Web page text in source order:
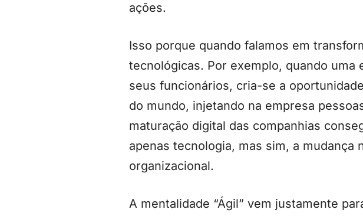
ações.
Isso porque quando falamos em
tecnológicas. Por exemplo, quando
seus funcionários, cria-se a
do mundo, injetando na empresa
maturação digital das companhias
apenas tecnologia, mas sim, a
organizacional.
A mentalidade “Ágil” vem justamente